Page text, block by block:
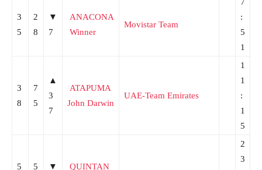
3
5
2
8
▼
7
ANACONA
Winner
Movistar Team
:
5
1
3
8
7
5
▲
3
7
ATAPUMA
John Darwin
UAE-Team Emirates
1
1
:
1
5
5 5 ▼
QUINTAN
2
3